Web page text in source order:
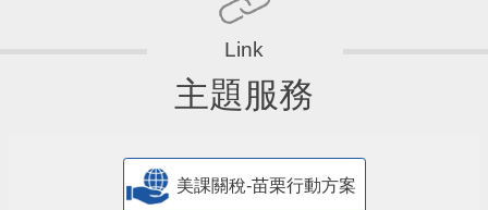
主題服務
美課關稅-苗栗行動方案